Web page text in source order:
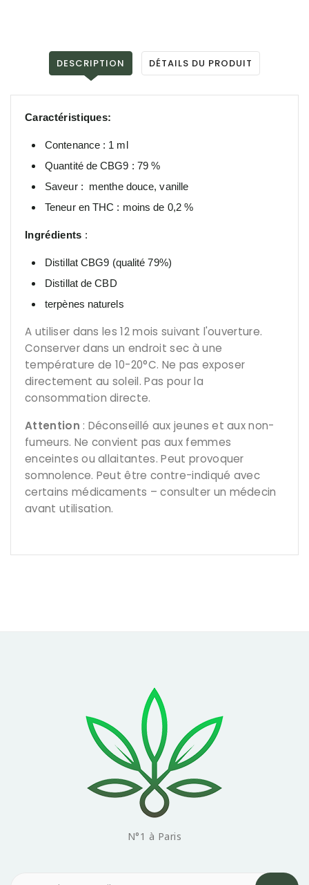
DESCRIPTION DÉTAILS DU PRODUIT
Caractéristiques:
Contenance : 1 ml
Quantité de CBG9 : 79 %
Saveur : menthe douce, vanille
Teneur en THC : moins de 0,2 %
Ingrédients :
Distillat CBG9 (qualité 79%)
Distillat de CBD
terpènes naturels
A utiliser dans les 12 mois suivant l'ouverture.
Conserver dans un endroit sec à une
température de 10-20°C. Ne pas exposer
directement au soleil. Pas pour la
consommation directe.
Attention : Déconseillé aux jeunes et aux non-
fumeurs. Ne convient pas aux femmes
enceintes ou allaitantes. Peut provoquer
somnolence. Peut être contre-indiqué avec
certains médicaments – consulter un médecin
avant utilisation.
N°1 à Paris